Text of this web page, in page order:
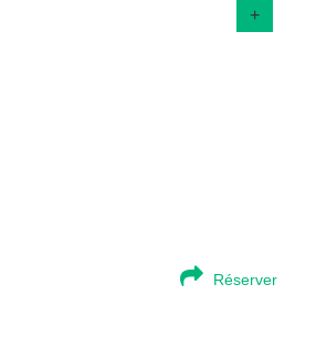
+
Réserver